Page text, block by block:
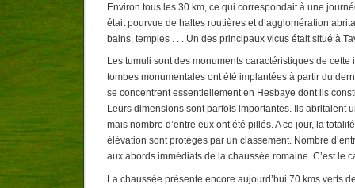
Environ tous les 30 km, ce qui correspondait à une
était pourvue de haltes routières et d’agglomération
bains, temples . . . Un des principaux vicus était situé à
Les tumuli sont des monuments caractéristiques de cette
tombes monumentales ont été implantées à partir du
se concentrent essentiellement en Hesbaye dont ils
Leurs dimensions sont parfois importantes. Ils abritaient
mais nombre d’entre eux ont été pillés. A ce jour, la
élévation sont protégés par un classement. Nombre
aux abords immédiats de la chaussée romaine. C’est le
La chaussée présente encore aujourd’hui 70 kms verts